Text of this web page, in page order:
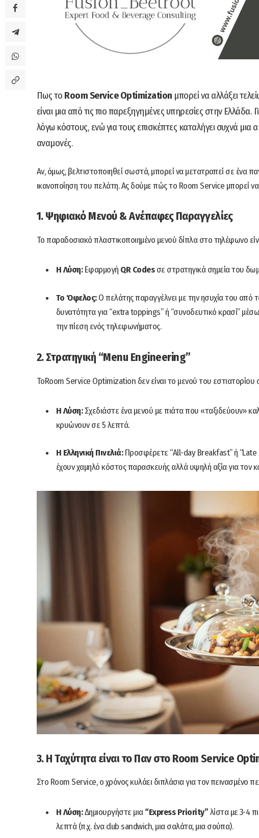
Πως το Room Service Optimization μπορεί να αλλάξει
είναι μια από τις πιο παρεξηγημένες υπηρεσίες στην
λόγω κόστους, ενώ για τους επισκέπτες καταλήγει συχνά
αναμονές.
Αν, όμως, βελτιστοποιηθεί σωστά, μπορεί να μετατραπεί σε ένα
ικανοποίηση του πελάτη. Ας δούμε πώς το Room Service μπορεί
1. Ψηφιακό Μενού & Ανέπαφες Παραγγελίες
Το παραδοσιακό πλαστικοποιημένο μενού δίπλα στο τηλέφωνο
Η Λύση:Εφαρμογή QR Codesσε στρατηγικά σημεία του
Το Όφελος:Ο πελάτης παραγγέλνει με την ησυχία του από
δυνατότητα για “extra toppings” ή “συνοδευτικό κρασί”
την πίεση ενός τηλεφωνήματος.
2. Στρατηγική “Menu Engineering”
ΤοRoom Service Optimization δεν είναι το μενού του
Η Λύση:Σχεδιάστε ένα μενού με πιάτα που «ταξιδεύουν»
κρυώνουν σε 5 λεπτά.
Η Ελληνική Πινελιά:Προσφέρετε “All-day Breakfast” ή “Late
έχουν χαμηλό κόστος παρασκευής αλλά υψηλή αξία για τον
3. Η Ταχύτητα είναι το Παν στο Room Service
Στο Room Service, ο χρόνος κυλάει διπλάσια για τον πεινασμένο
Η Λύση:Δημιουργήστε μια“Express Priority”λίστα με 3-4
λεπτά (π.χ. ένα club sandwich, μια σαλάτα, μια σούπα).